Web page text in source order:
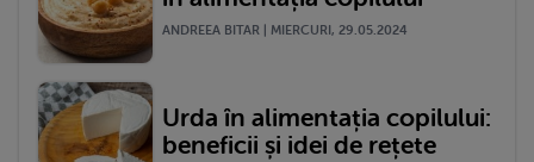
ANDREEA BITAR | MIERCURI, 29.05.2024
Urda în alimentația copilului:
beneficii și idei de rețete